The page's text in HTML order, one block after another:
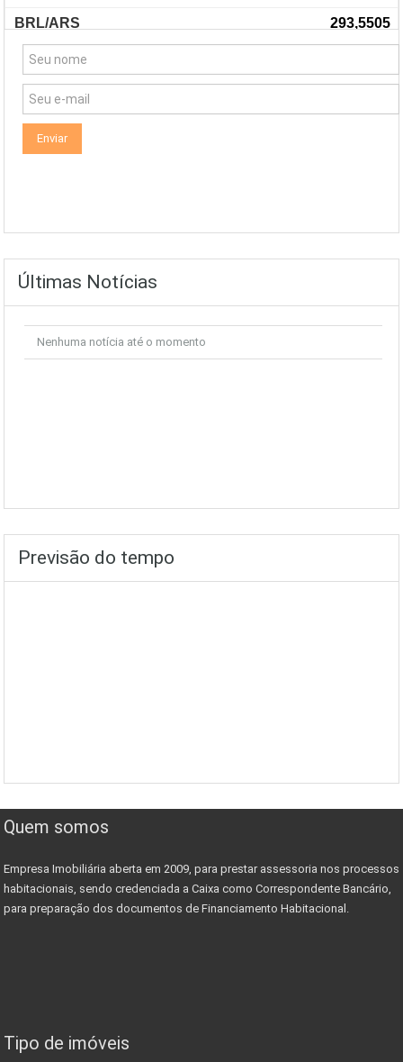
Últimas Notícias
Nenhuma notícia até o momento
Previsão do tempo
Quem somos
Empresa Imobiliária aberta em 2009, para prestar assessoria nos processos
habitacionais, sendo credenciada a Caixa como Correspondente Bancário,
para preparação dos documentos de Financiamento Habitacional.
Tipo de imóveis